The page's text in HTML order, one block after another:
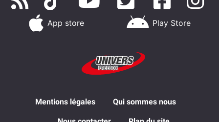
App store Play Store
Mentions légales Qui sommes nous